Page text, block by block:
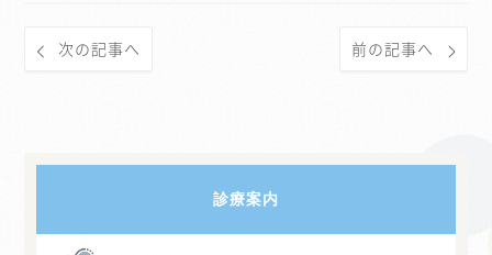
次の記事へ 前の記事へ
診療案内